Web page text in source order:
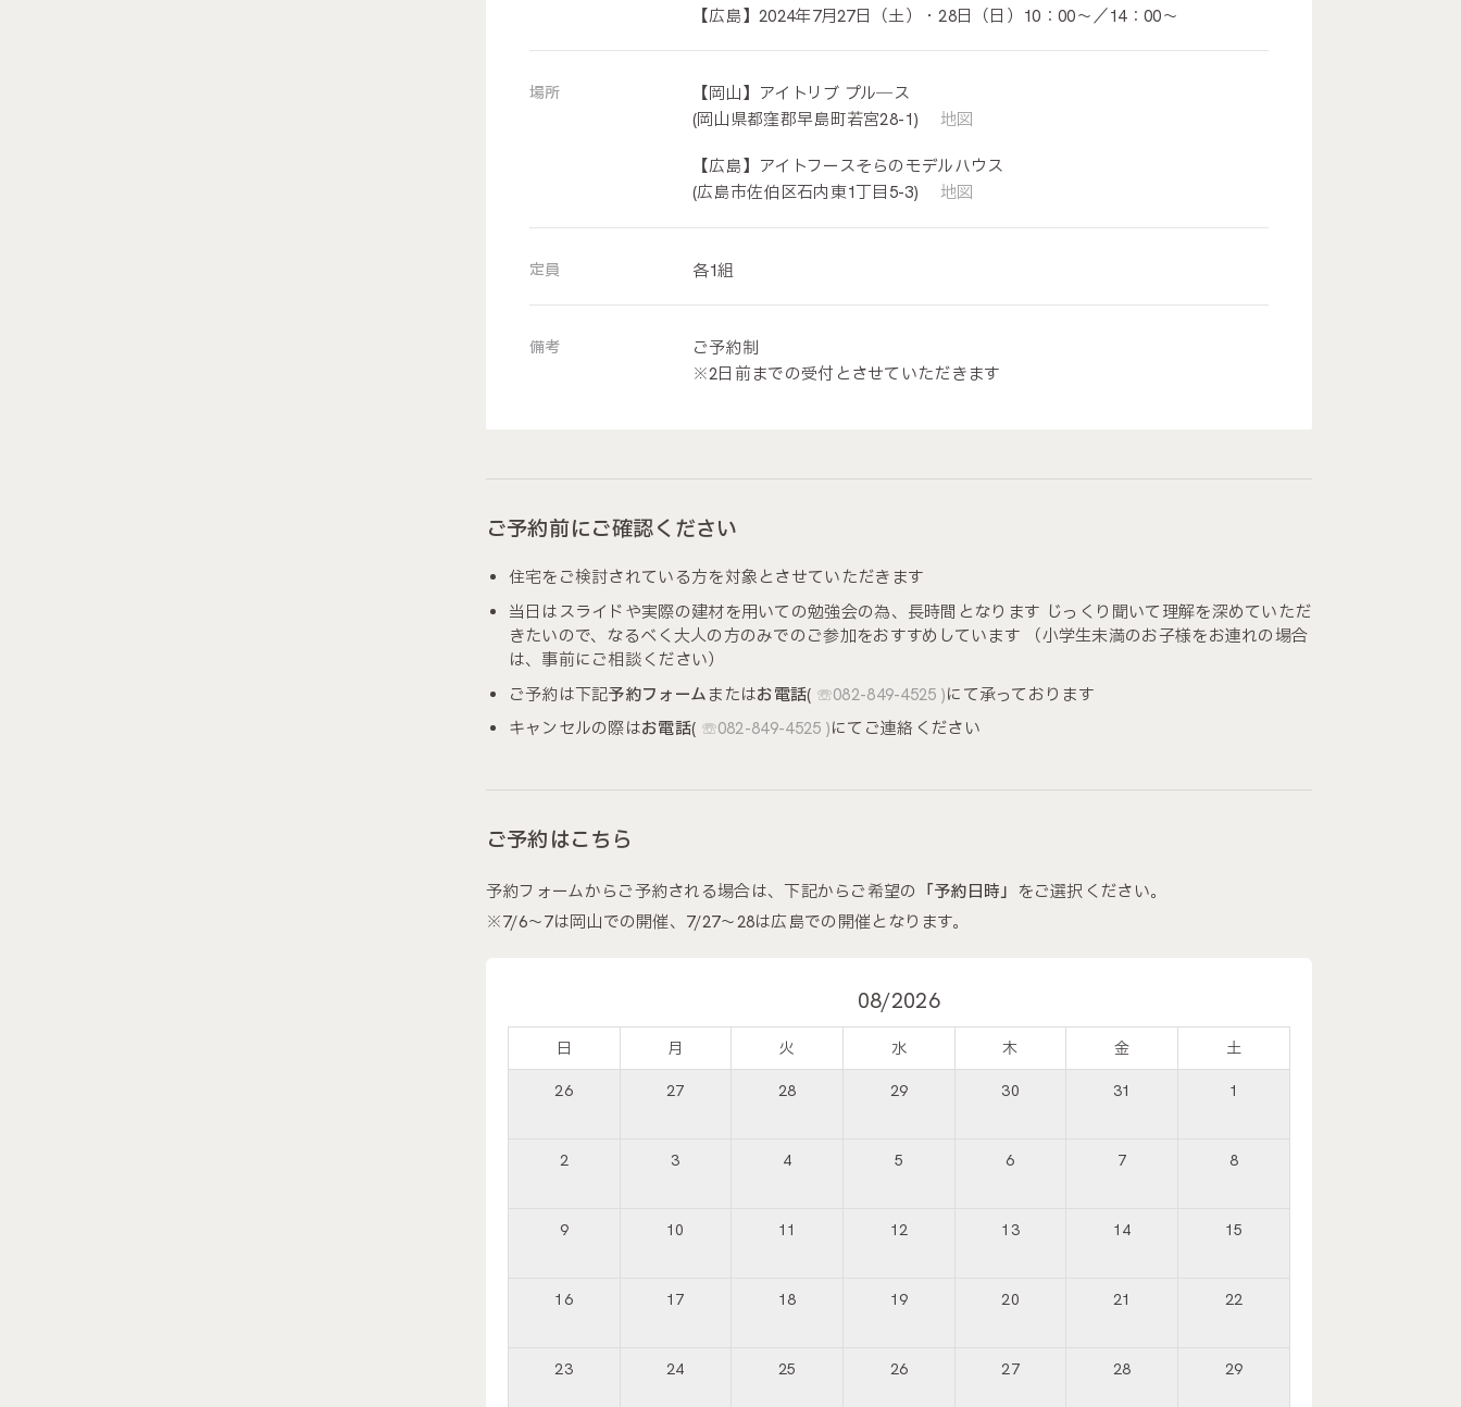
【広島】2024年7月27日（土）・28日（日） 10：00～／14：00～
場所
【岡山】アイトリブ プル―ス
(岡山県都窪郡早島町若宮28-1)
地図
【広島】アイトフースそらのモデルハウス
(広島市佐伯区石内東1丁目5-3) 地図
定員 各1組
備考
ご予約制
※2日前までの受付とさせていただきます
ご予約前にご確認ください
住宅をご検討されている方を対象とさせていただきます
当日はスライドや実際の建材を用いての勉強会の為、長時間となります じっくり聞いて理解を深めていただ
きたいので、なるべく大人の方のみでのご参加をおすすめしています （小学生未満のお子様をお連れの場合
は、事前にご相談ください）
ご予約は下記予約フォームまたはお電話( ☏082-849-4525 )にて承っております
キャンセルの際はお電話( ☏082-849-4525 )にてご連絡ください
ご予約はこちら
予約フォームからご予約される場合は、下記からご希望の 「予約日時」 をご選択ください。
※7/6～7は岡山での開催、7/27～28は広島での開催となります。
08/2026
日 月 火 水 木 金 土
26 27 28 29 30 31 1
2 3 4 5 6 7 8
9 10 11 12 13 14 15
16 17 18 19 20 21 22
23 24 25 26 27 28 29